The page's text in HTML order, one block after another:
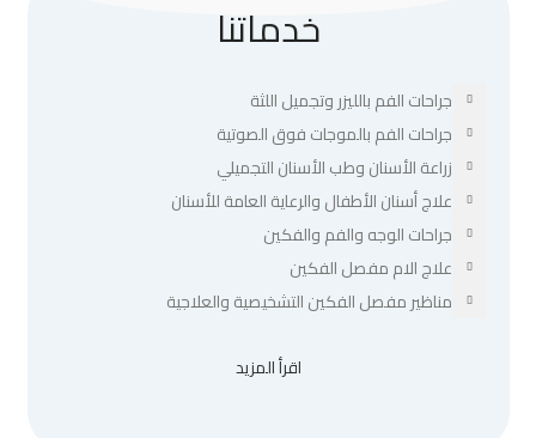
خدماتنا
جراحات الفم بالليزر وتجميل اللثة
جراحات الفم بالموجات فوق الصوتية
زراعة الأسنان وطب الأسنان التجميلي
علاج أسنان الأطفال والرعاية العامة للأسنان
جراحات الوجه والفم والفكين
علاج الام مفصل الفكين
مناظير مفصل الفكين التشخيصية والعلاجية
اقرأ المزيد